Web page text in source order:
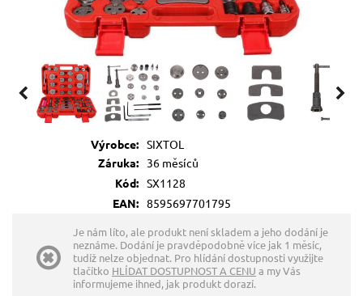
Výrobce: SIXTOL
Záruka:
36 měsíců
Kód: SX1128
EAN: 8595697701795
Je nám líto, ale produkt není skladem a jeho dodání je
neznáme. Dodání je pravděpodobně více jak 1 měsíc,
tudíž nelze objednat. Pro hlídání dostupnosti využijte
tlačítko HLÍDAT DOSTUPNOST A CENU a my Vás
informujeme ihned, jak produkt dorazí.